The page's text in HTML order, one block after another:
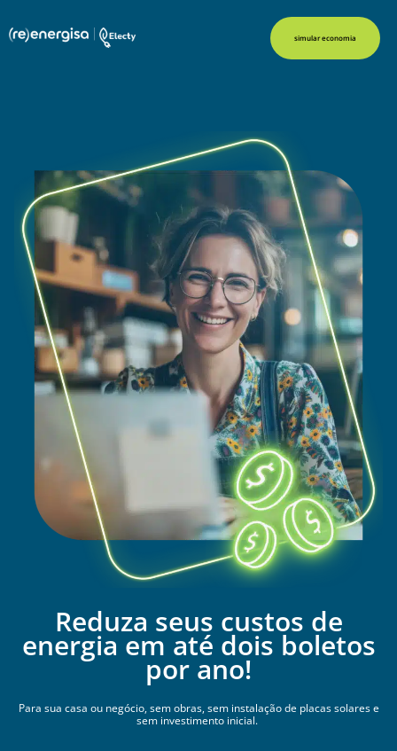
simular economia
Reduza seus custos de
energia em até dois boletos
por ano!
Para sua casa ou negócio, sem obras, sem instalação de placas solares e
sem investimento inicial.